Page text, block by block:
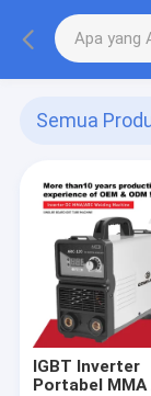
Semua
IGBT Inverter
Portabel MMA